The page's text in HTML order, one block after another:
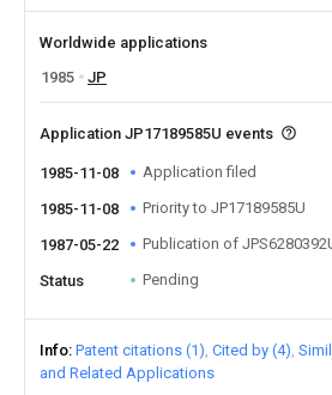
Worldwide applications
1985
JP
Application JP17189585U events
1985-11-08 Application filed
1985-11-08 Priority to JP17189585U
1987-05-22 Publication of
Status Pending
Info Patent citations (1) Cited by (4)
and Related Applications